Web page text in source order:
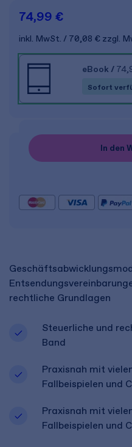
rechtliche Grundlagen
Steuerliche und
Band
Praxisnah mit
Fallbeispielen und
Praxisnah mit
Fallbeispielen und
74,99 €
inkl. MwSt. 70,08 € zzgl.
eBook /
Sofort
In den